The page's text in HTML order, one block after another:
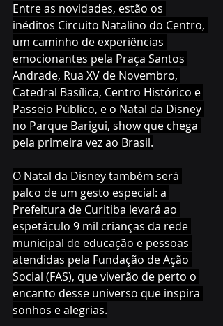
Entre as novidades, estão os
inéditos Circuito Natalino do Centro,
um caminho de experiências
emocionantes pela Praça Santos
Andrade, Rua XV de Novembro,
Catedral Basílica, Centro Histórico e
Passeio Público, e o Natal da Disney
no Parque Barigui, show que chega
pela primeira vez ao Brasil.
O Natal da Disney também será
palco de um gesto especial: a
Prefeitura de Curitiba levará ao
espetáculo 9 mil crianças da rede
municipal de educação e pessoas
atendidas pela Fundação de Ação
Social (FAS), que viverão de perto o
encanto desse universo que inspira
sonhos e alegrias.